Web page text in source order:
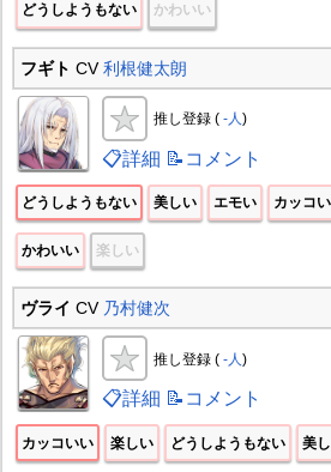
どうしようもない かわいい
フギト CV利根健太朗
推し登録 ( -人)
📋詳細 📝コメント
どうしようもない 美しい エモい カッコ
かわいい 楽しい
ヴライ CV 乃村健次
推し登録 ( -人 )
📋詳細 📝コメント
カッコいい 楽しい どうしようもない 美